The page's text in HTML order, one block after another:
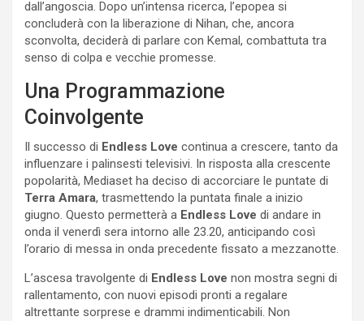
dall’angoscia. Dopo un’intensa ricerca, l’epopea si
concluderà con la liberazione di Nihan, che, ancora
sconvolta, deciderà di parlare con Kemal, combattuta tra
senso di colpa e vecchie promesse.
Una Programmazione
Coinvolgente
Il successo di Endless Love continua a crescere, tanto da
influenzare i palinsesti televisivi. In risposta alla crescente
popolarità, Mediaset ha deciso di accorciare le puntate di
Terra Amara, trasmettendo la puntata finale a inizio
giugno. Questo permetterà a Endless Love di andare in
onda il venerdì sera intorno alle 23.20, anticipando così
l’orario di messa in onda precedente fissato a mezzanotte.
L’ascesa travolgente di Endless Love non mostra segni di
rallentamento, con nuovi episodi pronti a regalare
altrettante sorprese e drammi indimenticabili. Non